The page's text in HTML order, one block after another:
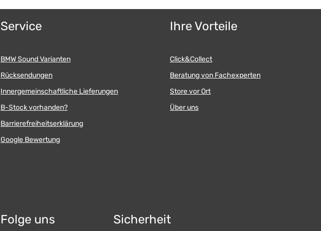
Service
BMW Sound Varianten
Rücksendungen
Innergemeinschaftliche Lieferungen
B-Stock vorhanden?
Barrierefreiheitserklärung
Google Bewertung
Ihre Vorteile
Click&Collect
Beratung von Fachexperten
Store vor Ort
Über uns
Folge uns Sicherheit